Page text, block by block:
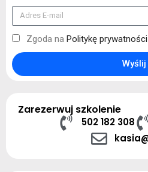
Zgoda na Politykę prywatności
Wyślij
Zarezerwuj szkolenie
502 182 308